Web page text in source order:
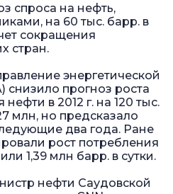
спроса на нефть,
на 60 тыс. барр. в
сокращения
стран.
энергетической
прогноз роста
в 2012 г. на 120 тыс.
млн, но предсказало
два года. Ране
рост потребления
1,39 млн барр. в сутки.
нефти Саудовской